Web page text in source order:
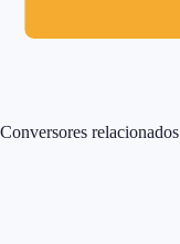
Conversores relacionados